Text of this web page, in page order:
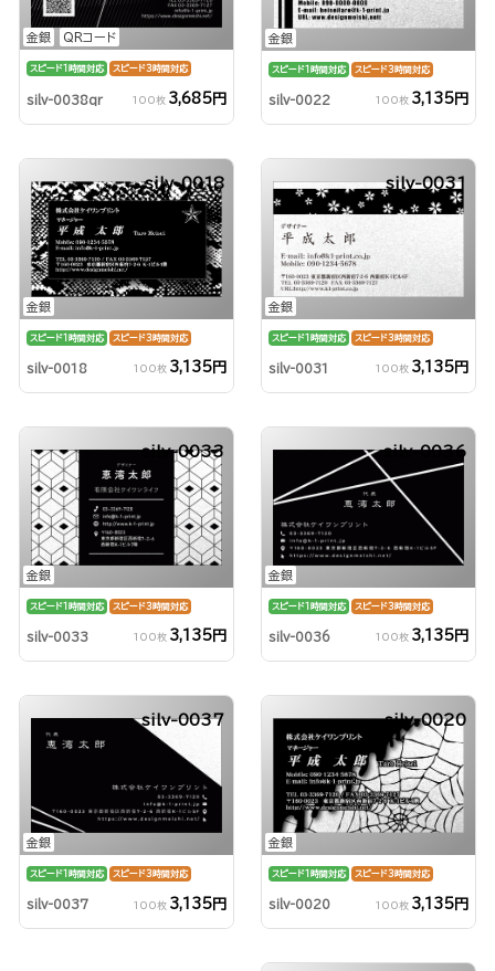
金銀 QRコード
スピード1時間対応 スピード3時間対応
silv-0038qr 100枚 3,685円
金銀
スピード1時間対応 スピード3時間対応
silv-0022 100枚 3,135円
金銀
silv-0018
スピード1時間対応 スピード3時間対応
silv-0018 100枚 3,135円
金銀
silv-0031
スピード1時間対応 スピード3時間対応
silv-0031 100枚 3,135円
金銀
silv-0033
スピード1時間対応 スピード3時間対応
silv-0033 100枚 3,135円
金銀
silv-0036
スピード1時間対応 スピード3時間対応
silv-0036 100枚 3,135円
金銀
silv-0037
スピード1時間対応 スピード3時間対応
silv-0037 100枚 3,135円
金銀
silv-0020
スピード1時間対応 スピード3時間対応
silv-0020 100枚 3,135円